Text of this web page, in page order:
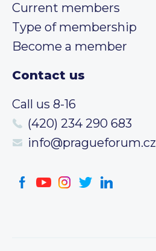
Current members
Type of membership
Become a member
Contact us
Call us 8-16
(420) 234 290 683
info@pragueforum.cz